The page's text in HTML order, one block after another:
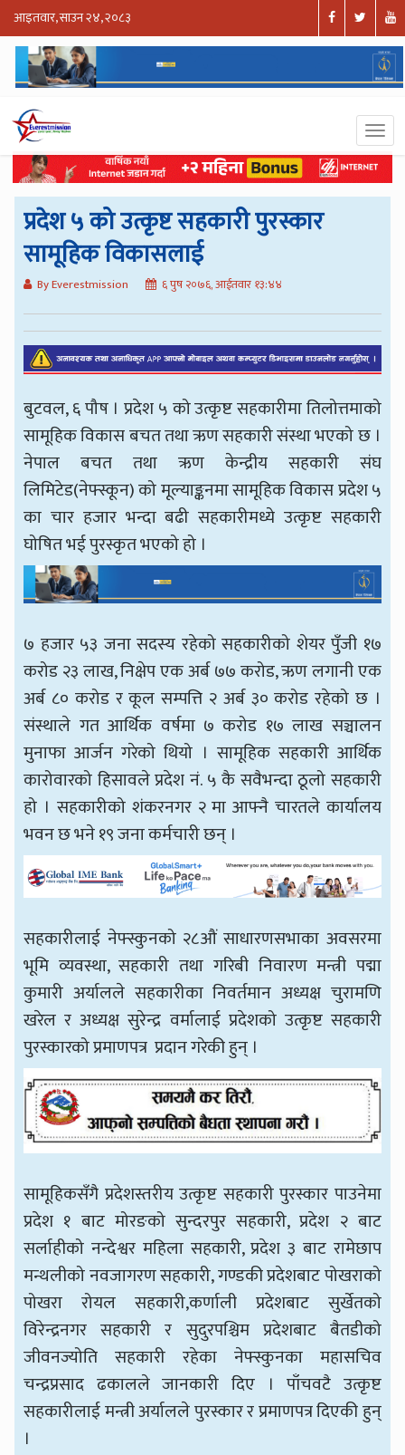
आइतवार, साउन २४, २०८३
प्रदेश ५ को उत्कृष्ट सहकारी पुरस्कार
सामूहिक विकासलाई
By Everestmission ६ पुष २०७६, आईतवार १३:४४
बुटवल, ६ पौष । प्रदेश ५ को उत्कृष्ट सहकारीमा तिलोत्तमाको
सामूहिक विकास बचत तथा ऋण सहकारी संस्था भएको छ ।
नेपाल बचत तथा ऋण केन्द्रीय सहकारी संघ
लिमिटेड(नेफ्स्कून) को मूल्याङ्कनमा सामूहिक विकास प्रदेश ५
का चार हजार भन्दा बढी सहकारीमध्ये उत्कृष्ट सहकारी
घोषित भई पुरस्कृत भएको हो ।
७ हजार ५३ जना सदस्य रहेको सहकारीको शेयर पुँजी १७
करोड २३ लाख, निक्षेप एक अर्ब ७७ करोड, ऋण लगानी एक
अर्ब ८० करोड र कूल सम्पत्ति २ अर्ब ३० करोड रहेको छ ।
संस्थाले गत आर्थिक वर्षमा ७ करोड १७ लाख सञ्चालन
मुनाफा आर्जन गरेको थियो । सामूहिक सहकारी आर्थिक
कारोवारको हिसावले प्रदेश नं. ५ कै सवैभन्दा ठूलो सहकारी
हो । सहकारीको शंकरनगर २ मा आफ्नै चारतले कार्यालय
भवन छ भने १९ जना कर्मचारी छन् ।
सहकारीलाई नेफ्स्कुनको २८औं साधारणसभाका अवसरमा
भूमि व्यवस्था, सहकारी तथा गरिबी निवारण मन्त्री पद्मा
कुमारी अर्यालले सहकारीका निवर्तमान अध्यक्ष चुरामणि
खरेल र अध्यक्ष सुरेन्द्र वर्मालाई प्रदेशको उत्कृष्ट सहकारी
पुरस्कारको प्रमाणपत्र प्रदान गरेकी हुन् ।
सामूहिकसँगै प्रदेशस्तरीय उत्कृष्ट सहकारी पुरस्कार पाउनेमा
प्रदेश १ बाट मोरङको सुन्दरपुर सहकारी, प्रदेश २ बाट
सर्लाहीको नन्देश्वर महिला सहकारी, प्रदेश ३ बाट रामेछाप
मन्थलीको नवजागरण सहकारी, गण्डकी प्रदेशबाट पोखराको
पोखरा रोयल सहकारी,कर्णाली प्रदेशबाट सुर्खेतको
विरेन्द्रनगर सहकारी र सुदुरपश्चिम प्रदेशबाट बैतडीको
जीवनज्योति सहकारी रहेका नेफ्स्कुनका महासचिव
चन्द्रप्रसाद ढकालले जानकारी दिए । पाँचवटै उत्कृष्ट
सहकारीलाई मन्त्री अर्यालले पुरस्कार र प्रमाणपत्र दिएकी हुन्
।